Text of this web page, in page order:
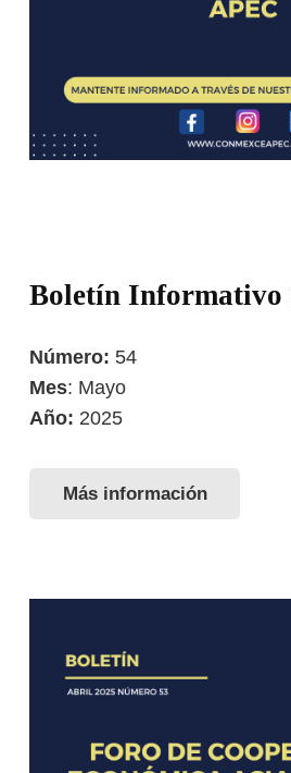
Boletín Informativo
Número: 54
Mes: Mayo
Año: 2025
Más información